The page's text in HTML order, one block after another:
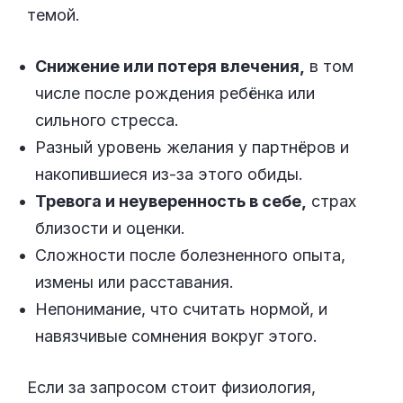
темой.
Снижение или потеря влечения,
в том
числе после рождения ребёнка или
сильного стресса.
Разный уровень желания у партнёров и
накопившиеся из-за этого обиды.
Тревога и неуверенность в себе, страх
близости и оценки.
Сложности после болезненного опыта,
измены или расставания.
Непонимание, что считать нормой, и
навязчивые сомнения вокруг этого.
Если за запросом стоит физиология,